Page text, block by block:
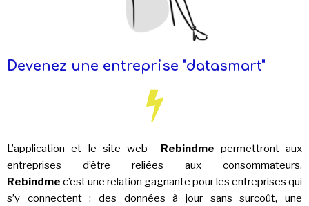
Devenez une entreprise "datasmart"
L’application et le site web Rebindme permettront aux
entreprises d’être reliées aux consommateurs.
Rebindme c’est une relation gagnante pour les entreprises qui
s’y connectent : des données à jour sans surcoût, une